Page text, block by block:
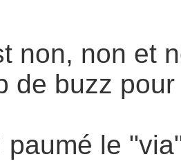
non, non et
de buzz
paumé le